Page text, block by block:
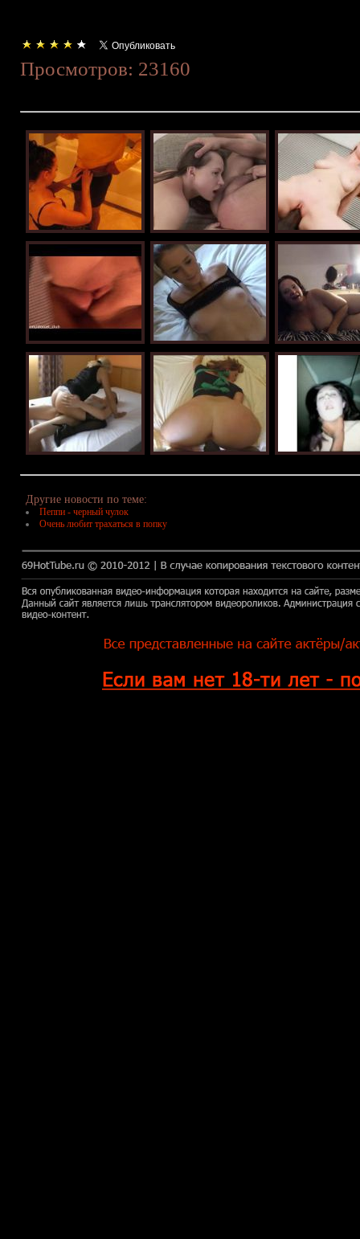
Просмотров: 23160
Другие новости по теме:
Пеппи - черный чулок
Очень любит трахаться в попку